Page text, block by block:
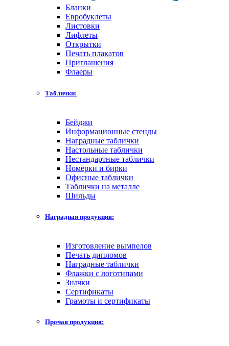
Бланки
Евробуклеты
Листовки
Лифлеты
Открытки
Печать плакатов
Приглашения
Флаеры
Таблички:
Бейджи
Информационные стенды
Наградные таблички
Настольные таблички
Нестандартные таблички
Номерки и бирки
Офисные таблички
Таблички на металле
Шильды
Наградная продукция:
Изготовление вымпелов
Печать дипломов
Наградные таблички
Флажки с логотипами
Значки
Сертификаты
Грамоты и сертификаты
Прочая продукция: